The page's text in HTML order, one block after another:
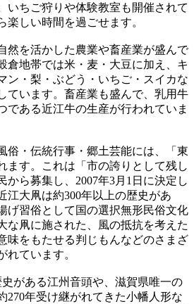
いちご狩りや体験教室も開催されて
楽しい時間を過ごせます。
然を活かした農業や畜産業が盛んで
倉地帯では米・麦・大豆に加え、キ
ン・梨・ぶどう・いちご・スイカな
ています。畜産業も盛んで、乳用牛
である近江牛の生産が行われていま
俗・伝統行事・郷土芸能には、「東
ます。これは「市の誇りとして残し
から募集し、2007年3月1日に決定し
江大凧は約300年以上の歴史があ
げ習俗として国の選択無形民俗文化
な凧に施された、風の抵抗を考えた
味をもたせる判じもんなどのさまざ
れています。
がある江州音頭や、滋賀県唯一の
270年受け継がれてきた小幡人形な